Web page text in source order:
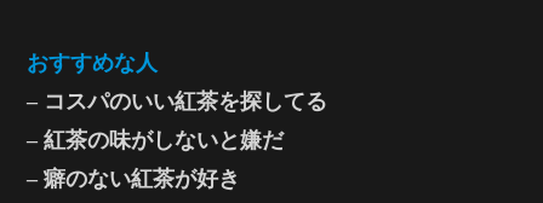
おすすめな人
– コスパのいい紅茶を探してる
– 紅茶の味がしないと嫌だ
– 癖のない紅茶が好き